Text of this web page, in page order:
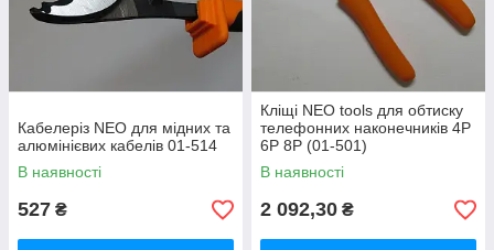
Кабелеріз NEO для мідних та
алюмінієвих кабелів 01-514
В наявності
527 ₴
Кліщі NEO tools для обтиску
телефонних наконечників 4P
6P 8P (01-501)
В наявності
2 092,30 ₴